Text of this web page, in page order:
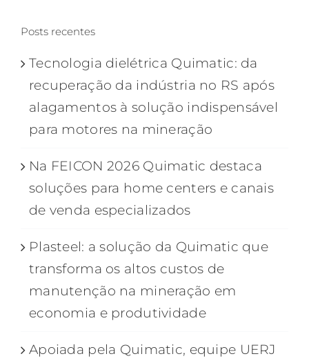
Posts recentes
Tecnologia dielétrica Quimatic: da
recuperação da indústria no RS após
alagamentos à solução indispensável
para motores na mineração
Na FEICON 2026 Quimatic destaca
soluções para home centers e canais
de venda especializados
Plasteel: a solução da Quimatic que
transforma os altos custos de
manutenção na mineração em
economia e produtividade
Apoiada pela Quimatic, equipe UERJ